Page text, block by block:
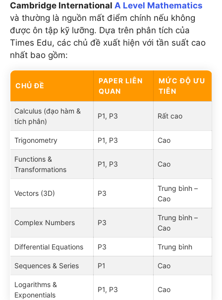
Cambridge International A Level Mathematics
và thường là nguồn mất điểm chính nếu không
được ôn tập kỹ lưỡng. Dựa trên phân tích của
Times Edu, các chủ đề xuất hiện với tần suất cao
nhất bao gồm:
CHỦ ĐỀ
PAPER LIÊN
QUAN
MỨC ĐỘ ƯU
TIÊN
Calculus (đạo hàm &
tích phân)
P1, P3 Rất cao
Trigonometry P1, P3 Cao
Functions &
Transformations
P1, P3 Cao
Vectors (3D) P3
Trung bình –
Cao
Complex Numbers P3
Trung bình –
Cao
Differential Equations P3 Trung bình
Sequences & Series P1 Cao
Logarithms &
Exponentials
P1, P3 Cao